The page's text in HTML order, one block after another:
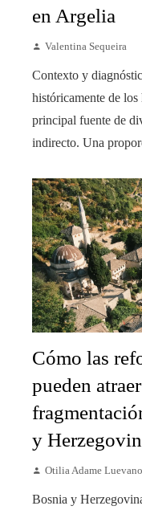
en Argelia
Valentina Sequeira
Contexto y
históricamente de los
principal fuente de
indirecto. Una
Cómo las
pueden
y
Otilia Adame Luevano
Bosnia y